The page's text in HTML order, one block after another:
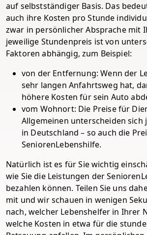
auf selbstständiger Basis. Das
auch ihre Kosten pro Stunde
zwar in persönlicher Absprache mit
jeweilige Stundenpreis ist von
Faktoren abhängig, zum Beispiel:
von der Entfernung: Wenn der
sehr langen Anfahrtsweg hat,
höhere Kosten für sein Auto
vom Wohnort: Die Preise für
Allgemeinen unterscheiden sich
in Deutschland – so auch die
SeniorenLebenshilfe.
Natürlich ist es für Sie wichtig
wie Sie die Leistungen der
bezahlen können. Teilen Sie uns
mit und wir schauen in wenigen
nach, welcher Lebenshelfer in Ihrer
welche Kosten in etwa für die